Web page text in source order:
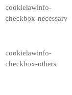
cookielawinfo-
checkbox-necessary
cookielawinfo-
checkbox-others